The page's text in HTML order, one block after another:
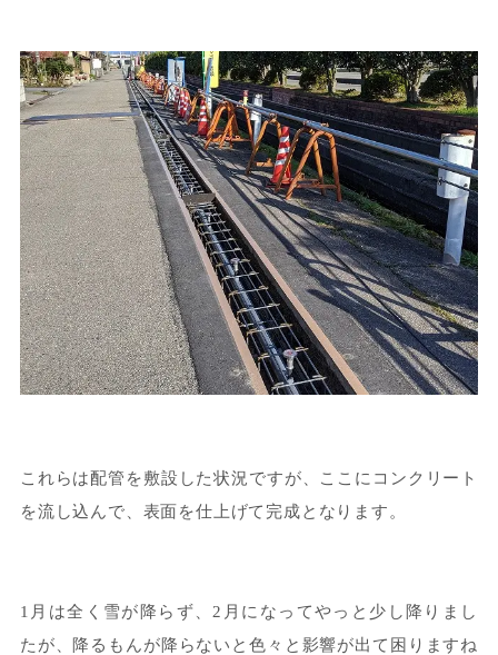
これらは配管を敷設した状況ですが、ここにコンクリート
を流し込んで、表面を仕上げて完成となります。
1月は全く雪が降らず、2月になってやっと少し降りまし
たが、降るもんが降らないと色々と影響が出て困りますね